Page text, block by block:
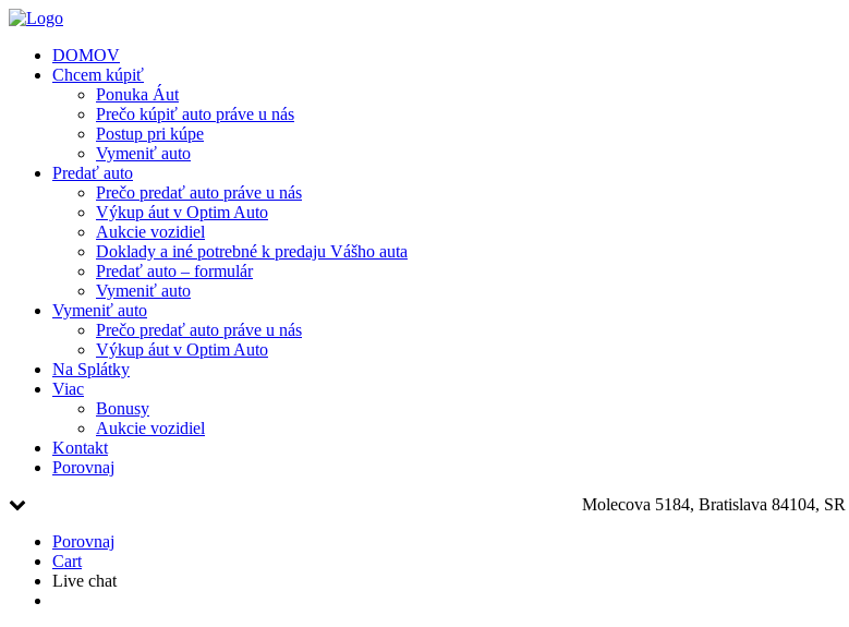
DOMOV
Chcem kúpiť
Ponuka Áut
Prečo kúpiť auto práve u nás
Postup pri kúpe
Vymeniť auto
Predať auto
Prečo predať auto práve u nás
Výkup áut v Optim Auto
Aukcie vozidiel
Doklady a iné potrebné k predaju Vášho auta
Predať auto – formulár
Vymeniť auto
Vymeniť auto
Prečo predať auto práve u nás
Výkup áut v Optim Auto
Na Splátky
Viac
Bonusy
Aukcie vozidiel
Kontakt
Porovnaj
Molecova 5184, Bratislava 84104, SR
Porovnaj
Cart
Live chat